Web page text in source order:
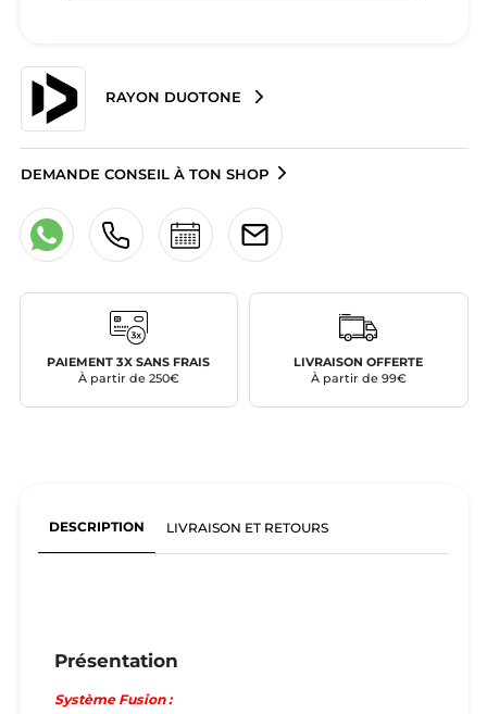
RAYON DUOTONE
DEMANDE CONSEIL À TON SHOP
PAIEMENT 3X SANS FRAIS
À partir de 250€
LIVRAISON OFFERTE
À partir de 99€
DESCRIPTION LIVRAISON ET RETOURS
Présentation
Système Fusion :